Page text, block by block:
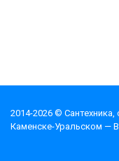
2014-2026 ©
Каменске-Уральском —